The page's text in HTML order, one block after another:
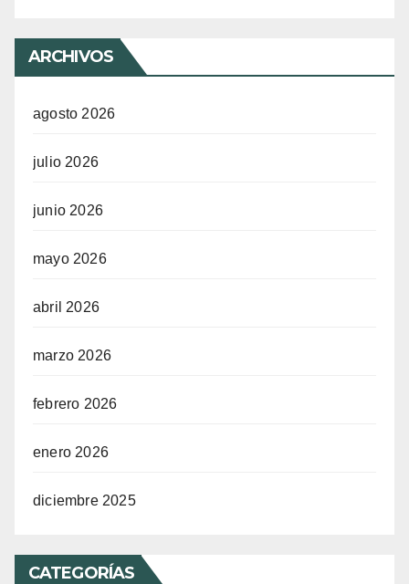
ARCHIVOS
agosto 2026
julio 2026
junio 2026
mayo 2026
abril 2026
marzo 2026
febrero 2026
enero 2026
diciembre 2025
CATEGORÍAS